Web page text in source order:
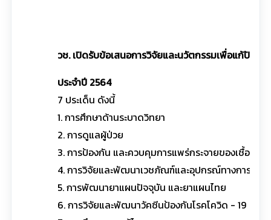
วช. เปิดรับข้อเสนอการวิจัยและนวัตกรรมเพื่อแก้ปัญหา
ประจำปี 2564
7 ประเด็น ดังนี้
1. การศึกษาด้านระบาดวิทยา
2. การดูแลผู้ป่วย
3. การป้องกัน และควบคุมการแพร่กระจายของเชื้อสู่บุ
4. การวิจัยและพัฒนาเวชภัณฑ์และอุปกรณ์ทางการแพ
5. การพัฒนายาแผนปัจจุบัน และยาแผนไทย
6. การวิจัยและพัฒนาวัคซีนป้องกันโรคโควิด - 19